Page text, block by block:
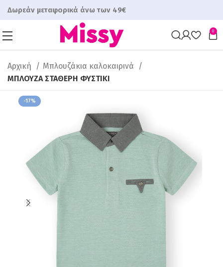
Δωρεάν μεταφορικά άνω των 49€
0
Αρχική
Μπλουζάκια καλοκαιρινά
ΜΠΛΟΥΖΑ ΣΤΑΘΕΡΗ ΦΥΣΤΙΚΙ
-17%